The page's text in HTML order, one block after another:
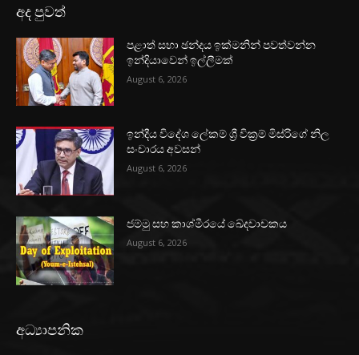
අද පුවත්
පළාත් සභා ඡන්දය ඉක්මනින් පවත්වන්න
ඉන්දියාවෙන් ඉල්ලීමක්
August 6, 2026
ඉන්දීය විදේශ ලේකම් ශ්‍රී වික්‍රම් මිස්රිගේ නිල
සංචාරය අවසන්
August 6, 2026
ජම්මු සහ කාශ්මීරයේ ඛේදවාචකය
August 6, 2026
අධ්‍යාපනික